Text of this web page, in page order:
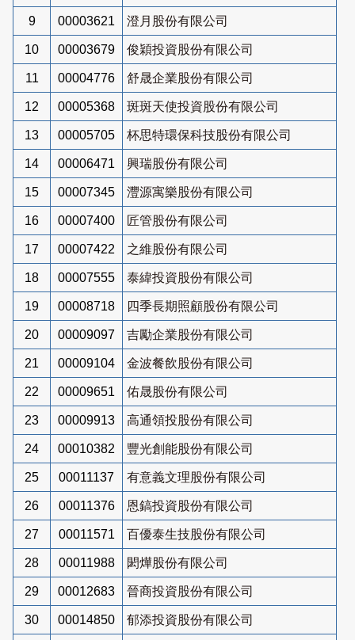
9 00003621 澄月股份有限公司
10 00003679 俊穎投資股份有限公司
11 00004776 舒晟企業股份有限公司
12 00005368 斑斑天使投資股份有限公司
13 00005705 杯思特環保科技股份有限公司
14 00006471 興瑞股份有限公司
15 00007345 灃源寓樂股份有限公司
16 00007400 匠管股份有限公司
17 00007422 之維股份有限公司
18 00007555 泰緯投資股份有限公司
19 00008718 四季長期照顧股份有限公司
20 00009097 吉勵企業股份有限公司
21 00009104 金波餐飲股份有限公司
22 00009651 佑晟股份有限公司
23 00009913 高通領投股份有限公司
24 00010382 豐光創能股份有限公司
25 00011137 有意義文理股份有限公司
26 00011376 恩鎬投資股份有限公司
27 00011571 百優泰生技股份有限公司
28 00011988 閎燁股份有限公司
29 00012683 晉商投資股份有限公司
30 00014850 郁添投資股份有限公司